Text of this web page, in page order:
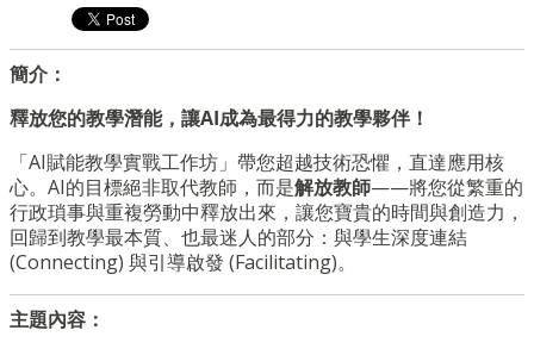
簡介：
釋放您的教學潛能，讓AI成為最得力的教學夥伴！
「AI賦能教學實戰工作坊」帶您超越技術恐懼，直達應用核
心。AI的目標絕非取代教師，而是解放教師——將您從繁重的
行政瑣事與重複勞動中釋放出來，讓您寶貴的時間與創造力，
回歸到教學最本質、也最迷人的部分：與學生深度連結
(Connecting) 與引導啟發 (Facilitating)。
主題內容：